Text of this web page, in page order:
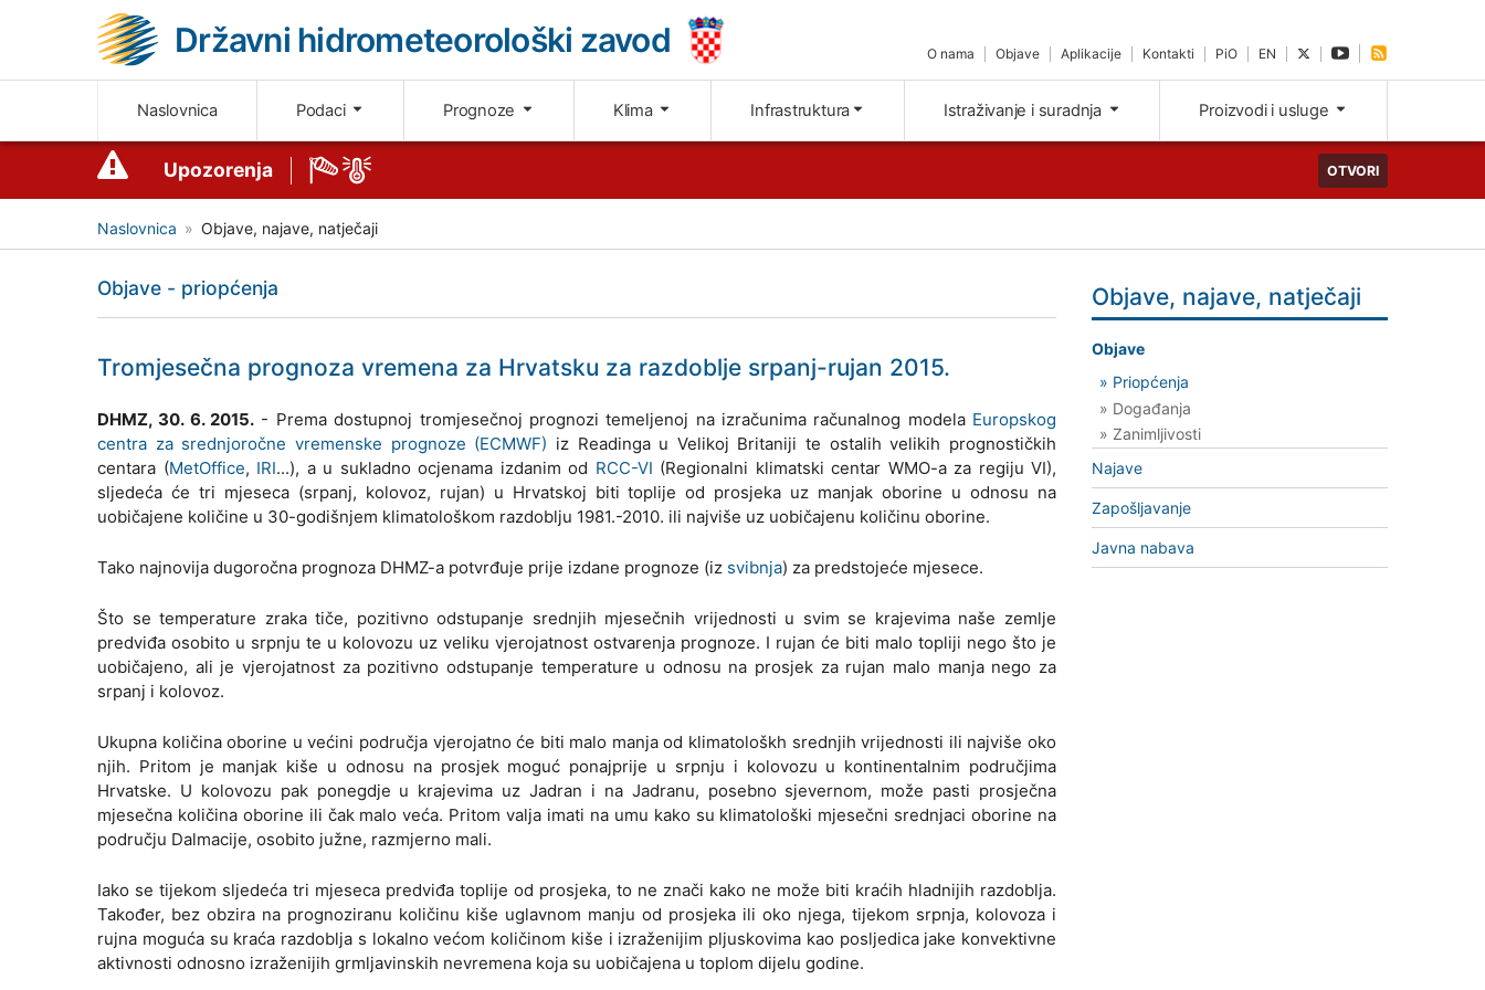
Državni hidrometeorološki zavod O nama Objave Aplikacije Kontakti PiO EN
Naslovnica Podaci Prognoze Klima Infrastruktura Istraživanje i suradnja Proizvodi i usluge
Upozorenja OTVORI
Naslovnica Objave, najave, natječaji
Objave - priopćenja
Tromjesečna prognoza vremena za Hrvatsku za razdoblje srpanj-rujan 2015.
DHMZ, 30. 6. 2015. - Prema dostupnoj tromjesečnoj prognozi temeljenoj na izračunima računalnog modela Europskog
centra za srednjoročne vremenske prognoze (ECMWF) iz Readinga u Velikoj Britaniji te ostalih velikih prognostičkih
centara (MetOffice, IRI...), a u sukladno ocjenama izdanim od RCC-VI (Regionalni klimatski centar WMO-a za regiju VI),
sljedeća će tri mjeseca (srpanj, kolovoz, rujan) u Hrvatskoj biti toplije od prosjeka uz manjak oborine u odnosu na
uobičajene količine u 30-godišnjem klimatološkom razdoblju 1981.-2010. ili najviše uz uobičajenu količinu oborine.
Tako najnovija dugoročna prognoza DHMZ-a potvrđuje prije izdane prognoze (iz svibnja) za predstojeće mjesece.
Što se temperature zraka tiče, pozitivno odstupanje srednjih mjesečnih vrijednosti u svim se krajevima naše zemlje
predviđa osobito u srpnju te u kolovozu uz veliku vjerojatnost ostvarenja prognoze. I rujan će biti malo topliji nego što je
uobičajeno, ali je vjerojatnost za pozitivno odstupanje temperature u odnosu na prosjek za rujan malo manja nego za
srpanj i kolovoz.
Ukupna količina oborine u većini područja vjerojatno će biti malo manja od klimatološkh srednjih vrijednosti ili najviše oko
njih. Pritom je manjak kiše u odnosu na prosjek moguć ponajprije u srpnju i kolovozu u kontinentalnim područjima
Hrvatske. U kolovozu pak ponegdje u krajevima uz Jadran i na Jadranu, posebno sjevernom, može pasti prosječna
mjesečna količina oborine ili čak malo veća. Pritom valja imati na umu kako su klimatološki mjesečni srednjaci oborine na
području Dalmacije, osobito južne, razmjerno mali.
Iako se tijekom sljedeća tri mjeseca predviđa toplije od prosjeka, to ne znači kako ne može biti kraćih hladnijih razdoblja.
Također, bez obzira na prognoziranu količinu kiše uglavnom manju od prosjeka ili oko njega, tijekom srpnja, kolovoza i
rujna moguća su kraća razdoblja s lokalno većom količinom kiše i izraženijim pljuskovima kao posljedica jake konvektivne
aktivnosti odnosno izraženijih grmljavinskih nevremena koja su uobičajena u toplom dijelu godine.
Objave, najave, natječaji
Objave
» Priopćenja
» Događanja
» Zanimljivosti
Najave
Zapošljavanje
Javna nabava